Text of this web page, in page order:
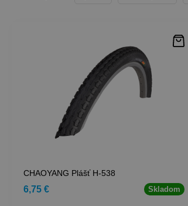
CHAOYANG Plášť H-538
6,75 € Skladom